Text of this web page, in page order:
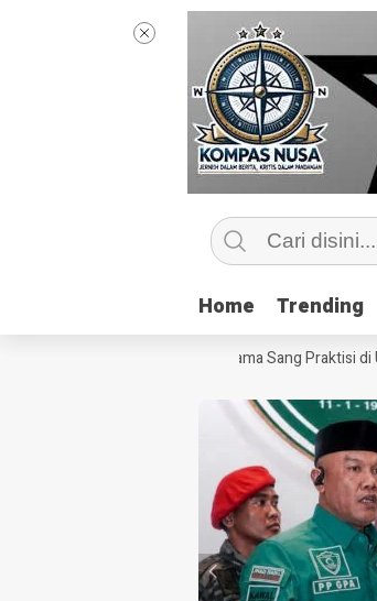
Home Trending
Home Trending
Kelas Jurnalisme Bersama Sang Praktisi di UIN